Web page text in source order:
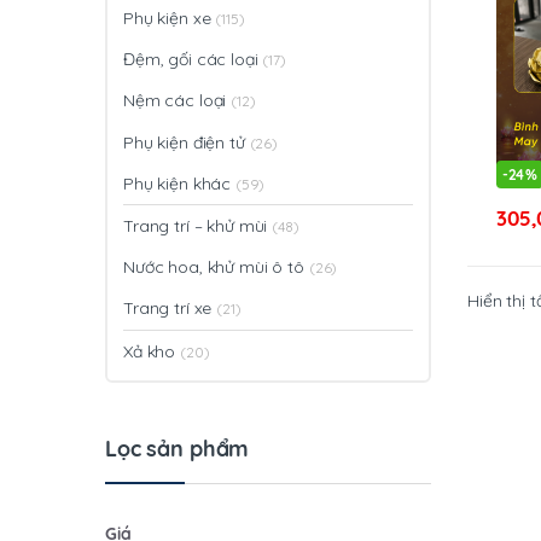
-24%
Hiển thị
Phụ kiện xe (115)
Đệm, gối các loại (17)
Nệm các loại (12)
Phụ kiện điện tử (26)
Phụ kiện khác (59)
Trang trí – khử mùi (48)
Nước hoa, khử mùi ô tô (26)
Trang trí xe (21)
Xả kho (20)
Lọc sản phẩm
Giá